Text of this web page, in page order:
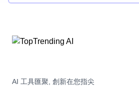
的AI和區塊鏈開發領域釋放其全部潛力。
AI 工具匯聚, 創新在您指尖